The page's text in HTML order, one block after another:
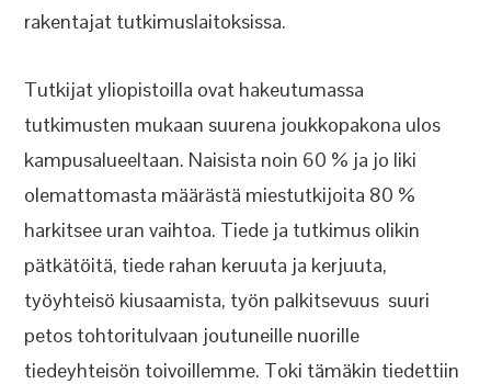
rakentajat tutkimuslaitoksissa.
Tutkijat yliopistoilla ovat hakeutumassa
tutkimusten mukaan suurena joukkopakona ulos
kampusalueeltaan. Naisista noin 60 % ja jo liki
olemattomasta määrästä miestutkijoita 80 %
harkitsee uran vaihtoa. Tiede ja tutkimus olikin
pätkätöitä, tiede rahan keruuta ja kerjuuta,
työyhteisö kiusaamista, työn palkitsevuus suuri
petos tohtoritulvaan joutuneille nuorille
tiedeyhteisön toivoillemme. Toki tämäkin tiedettiin